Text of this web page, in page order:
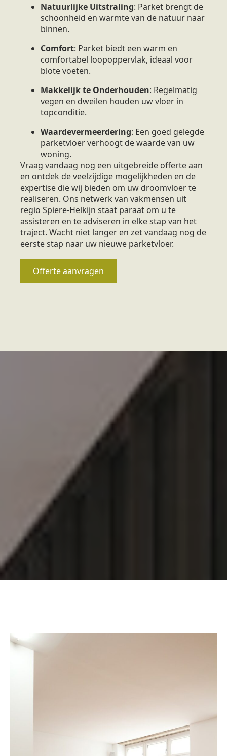
Natuurlijke Uitstraling: Parket brengt de
schoonheid en warmte van de natuur naar
binnen.
Comfort: Parket biedt een warm en
comfortabel loopoppervlak, ideaal voor
blote voeten.
Makkelijk te Onderhouden: Regelmatig
vegen en dweilen houden uw vloer in
topconditie.
Waardevermeerdering: Een goed gelegde
parketvloer verhoogt de waarde van uw
woning.
Vraag vandaag nog een uitgebreide offerte aan
en ontdek de veelzijdige mogelijkheden en de
expertise die wij bieden om uw droomvloer te
realiseren. Ons netwerk van vakmensen uit
regio Spiere-Helkijn staat paraat om u te
assisteren en te adviseren in elke stap van het
traject. Wacht niet langer en zet vandaag nog de
eerste stap naar uw nieuwe parketvloer.
Offerte aanvragen